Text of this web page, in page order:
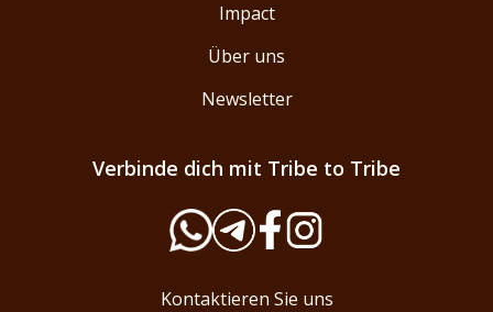
Impact
Über uns
Newsletter
Verbinde dich mit Tribe to Tribe
Kontaktieren Sie uns